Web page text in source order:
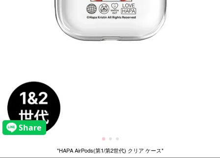
HAPA AirPods(第1/第2世代) クリア ケース